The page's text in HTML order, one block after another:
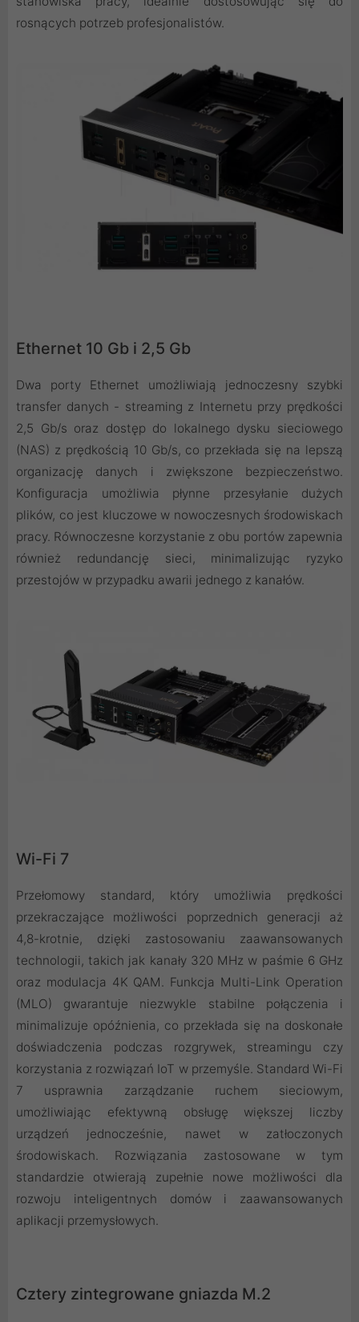
rosnących potrzeb profesjonalistów.
Ethernet 10 Gb i 2,5 Gb
Dwa porty Ethernet umożliwiają jednoczesny szybki
transfer danych - streaming z Internetu przy prędkości
2,5 Gb/s oraz dostęp do lokalnego dysku sieciowego
(NAS) z prędkością 10 Gb/s, co przekłada się na lepszą
organizację danych i zwiększone bezpieczeństwo.
Konfiguracja umożliwia płynne przesyłanie dużych
plików, co jest kluczowe w nowoczesnych środowiskach
pracy. Równoczesne korzystanie z obu portów zapewnia
również redundancję sieci, minimalizując ryzyko
przestojów w przypadku awarii jednego z kanałów.
Wi-Fi 7
Przełomowy standard, który umożliwia prędkości
przekraczające możliwości poprzednich generacji aż
4,8-krotnie, dzięki zastosowaniu zaawansowanych
technologii, takich jak kanały 320 MHz w paśmie 6 GHz
oraz modulacja 4K QAM. Funkcja Multi-Link Operation
(MLO) gwarantuje niezwykle stabilne połączenia i
minimalizuje opóźnienia, co przekłada się na doskonałe
doświadczenia podczas rozgrywek, streamingu czy
korzystania z rozwiązań IoT w przemyśle. Standard Wi-Fi
7 usprawnia zarządzanie ruchem sieciowym,
umożliwiając efektywną obsługę większej liczby
urządzeń jednocześnie, nawet w zatłoczonych
środowiskach. Rozwiązania zastosowane w tym
standardzie otwierają zupełnie nowe możliwości dla
rozwoju inteligentnych domów i zaawansowanych
aplikacji przemysłowych.
Cztery zintegrowane gniazda M.2